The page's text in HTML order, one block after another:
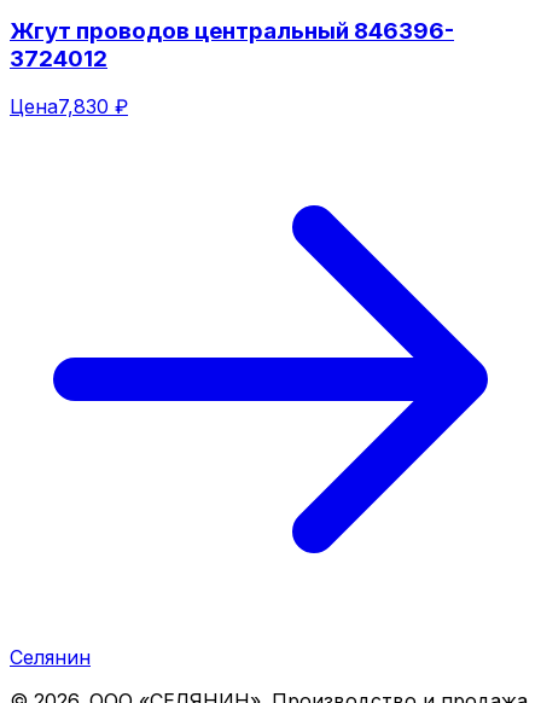
Жгут проводов центральный 846396-
3724012
Цена7,830 ₽
Селянин